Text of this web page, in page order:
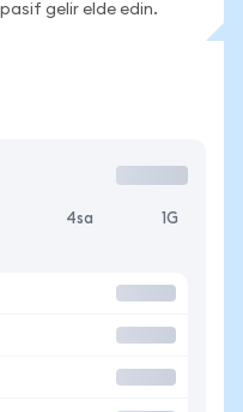
gelir elde edin.
4sa 1G